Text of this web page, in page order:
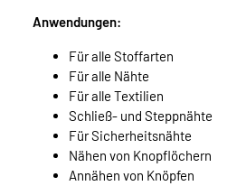
Anwendungen:
Für alle Stoffarten
Für alle Nähte
Für alle Textilien
Schließ- und Steppnähte
Für Sicherheitsnähte
Nähen von Knopflöchern
Annähen von Knöpfen